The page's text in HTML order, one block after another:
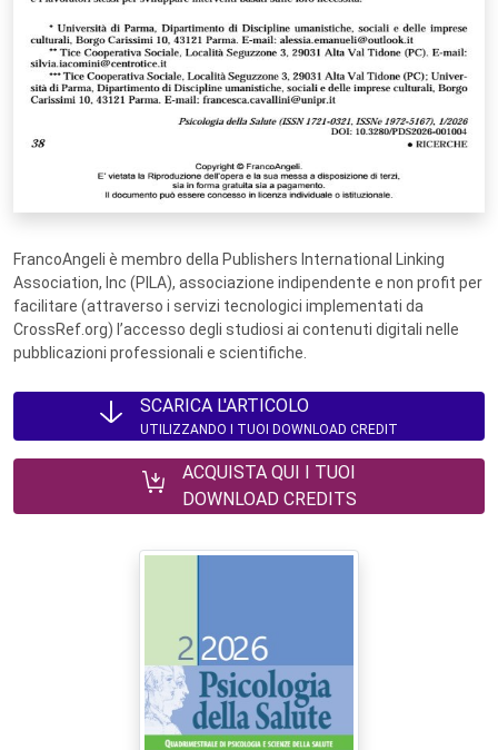
FrancoAngeli è membro della Publishers International Linking
Association, Inc (PILA), associazione indipendente e non profit per
facilitare (attraverso i servizi tecnologici implementati da
CrossRef.org) l’accesso degli studiosi ai contenuti digitali nelle
pubblicazioni professionali e scientifiche.
SCARICA L'ARTICOLO
UTILIZZANDO I TUOI DOWNLOAD CREDIT
ACQUISTA QUI I TUOI
DOWNLOAD CREDITS